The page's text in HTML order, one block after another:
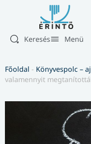
Keresés Menü
Főoldal - Könyvespolc –
valamennyit